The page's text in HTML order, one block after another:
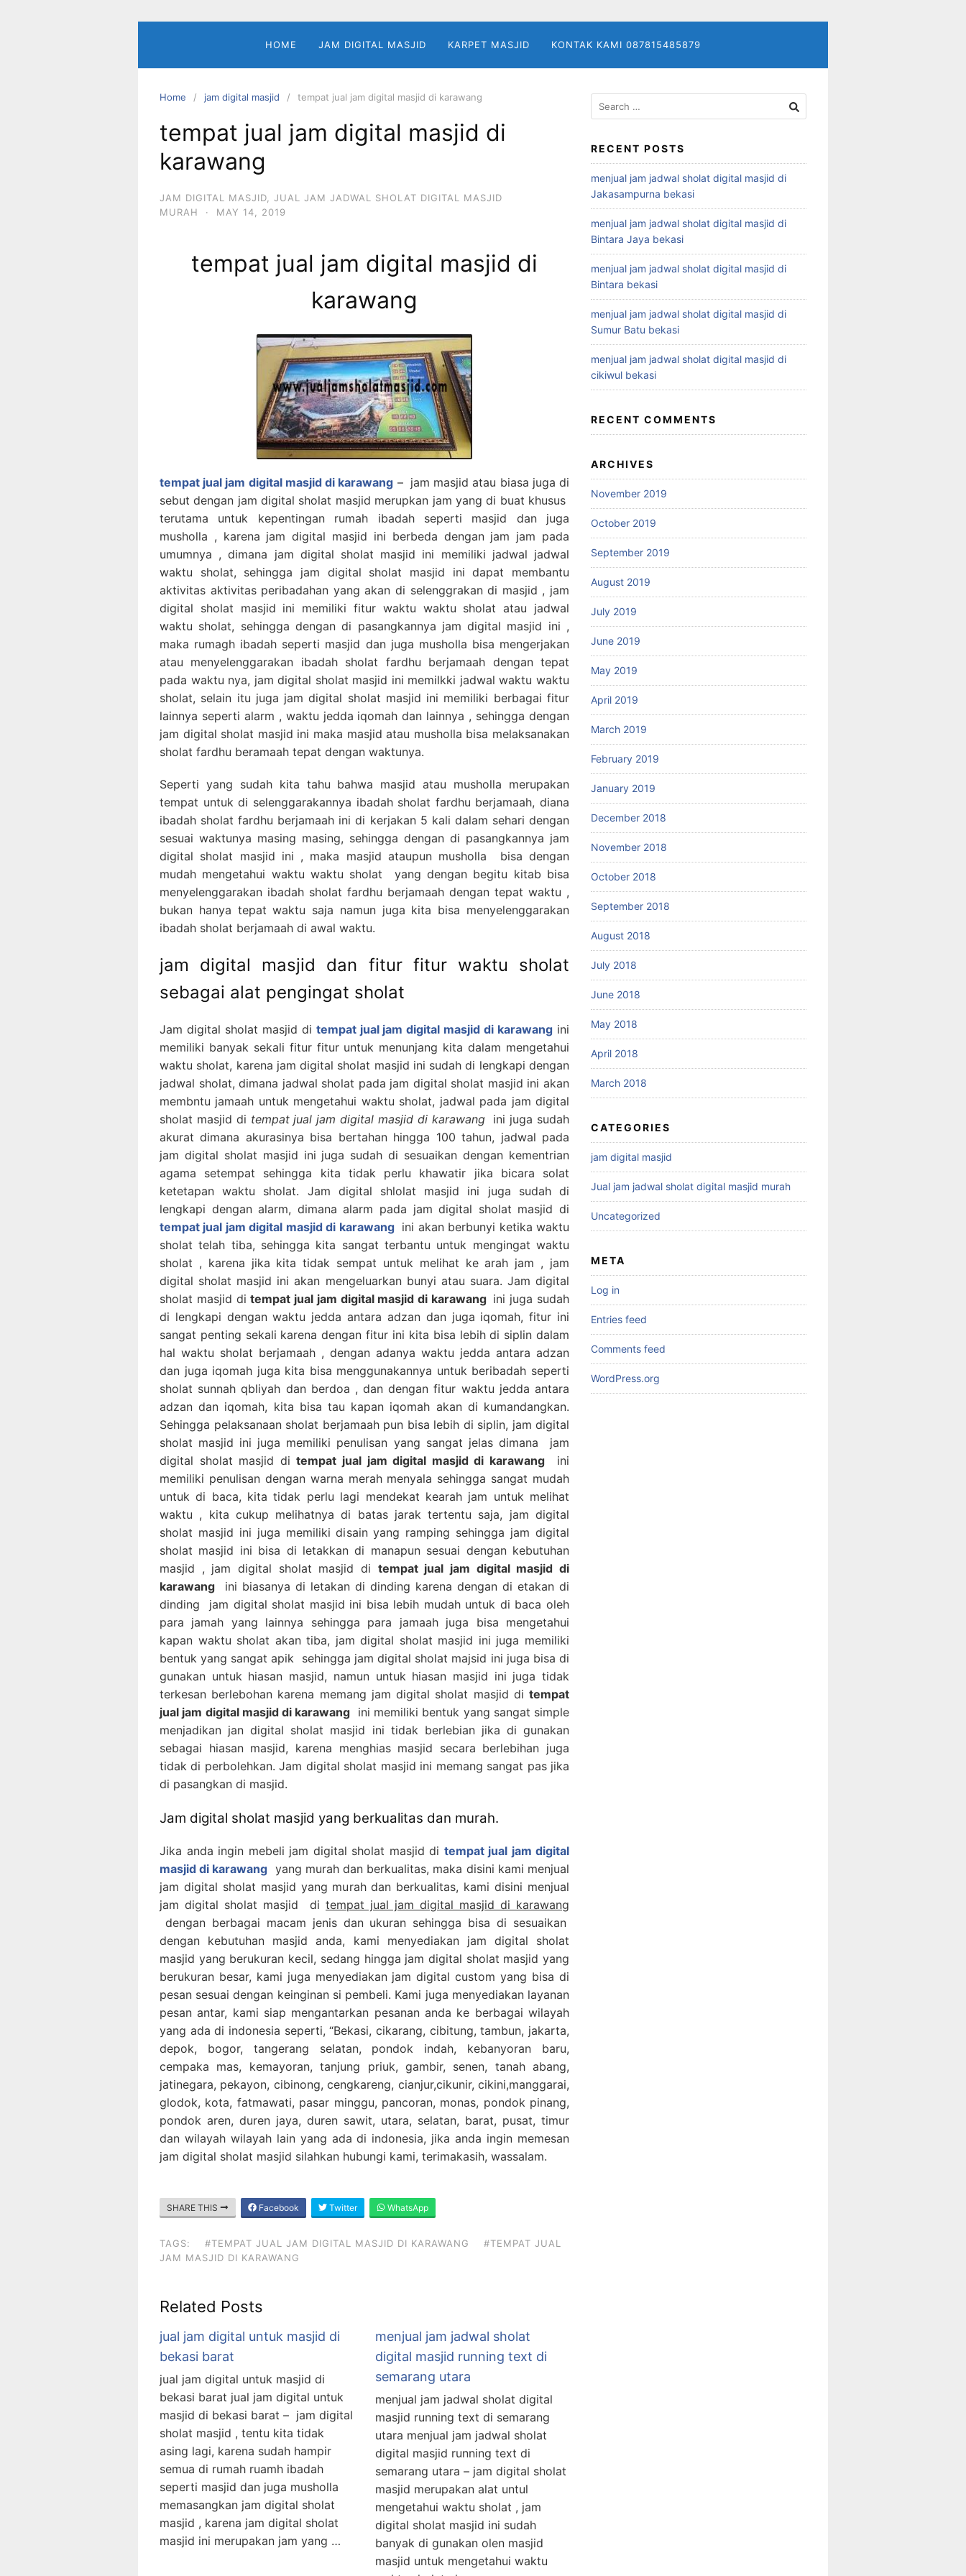
HOME JAM DIGITAL MASJID KARPET MASJID KONTAK KAMI 087815485879
Home jam digital masjid tempat jual jam digital masjid di karawang
tempat jual jam digital masjid di
karawang
JAM DIGITAL MASJID
JUAL JAM JADWAL SHOLAT DIGITAL MASJID
MURAH
· MAY 14, 2019
tempat jual jam digital masjid di
karawang
tempat jual jam digital masjid di karawang – jam masjid atau biasa juga di
sebut dengan jam digital sholat masjid merupkan jam yang di buat khusus
terutama untuk kepentingan rumah ibadah seperti masjid dan juga
musholla , karena jam digital masjid ini berbeda dengan jam jam pada
umumnya , dimana jam digital sholat masjid ini memiliki jadwal jadwal
waktu sholat, sehingga jam digital sholat masjid ini dapat membantu
aktivitas aktivitas peribadahan yang akan di selenggrakan di masjid , jam
digital sholat masjid ini memiliki fitur waktu waktu sholat atau jadwal
waktu sholat, sehingga dengan di pasangkannya jam digital masjid ini ,
maka rumagh ibadah seperti masjid dan juga musholla bisa mengerjakan
atau menyelenggarakan ibadah sholat fardhu berjamaah dengan tepat
pada waktu nya, jam digital sholat masjid ini memilkki jadwal waktu waktu
sholat, selain itu juga jam digital sholat masjid ini memiliki berbagai fitur
lainnya seperti alarm , waktu jedda iqomah dan lainnya , sehingga dengan
jam digital sholat masjid ini maka masjid atau musholla bisa melaksanakan
sholat fardhu beramaah tepat dengan waktunya.
Seperti yang sudah kita tahu bahwa masjid atau musholla merupakan
tempat untuk di selenggarakannya ibadah sholat fardhu berjamaah, diana
ibadah sholat fardhu berjamaah ini di kerjakan 5 kali dalam sehari dengan
sesuai waktunya masing masing, sehingga dengan di pasangkannya jam
digital sholat masjid ini , maka masjid ataupun musholla bisa dengan
mudah mengetahui waktu waktu sholat yang dengan begitu kitab bisa
menyelenggarakan ibadah sholat fardhu berjamaah dengan tepat waktu ,
bukan hanya tepat waktu saja namun juga kita bisa menyelenggarakan
ibadah sholat berjamaah di awal waktu.
jam digital masjid dan fitur fitur waktu sholat
sebagai alat pengingat sholat
Jam digital sholat masjid di tempat jual jam digital masjid di karawang ini
memiliki banyak sekali fitur fitur untuk menunjang kita dalam mengetahui
waktu sholat, karena jam digital sholat masjid ini sudah di lengkapi dengan
jadwal sholat, dimana jadwal sholat pada jam digital sholat masjid ini akan
membntu jamaah untuk mengetahui waktu sholat, jadwal pada jam digital
sholat masjid di tempat jual jam digital masjid di karawangini juga sudah
akurat dimana akurasinya bisa bertahan hingga 100 tahun, jadwal pada
jam digital sholat masjid ini juga sudah di sesuaikan dengan kementrian
agama setempat sehingga kita tidak perlu khawatir jika bicara solat
ketetapan waktu sholat. Jam digital shlolat masjid ini juga sudah di
lengkapi dengan alarm, dimana alarm pada jam digital sholat masjid di
tempat jual jam digital masjid di karawangini akan berbunyi ketika waktu
sholat telah tiba, sehingga kita sangat terbantu untuk mengingat waktu
sholat , karena jika kita tidak sempat untuk melihat ke arah jam , jam
digital sholat masjid ini akan mengeluarkan bunyi atau suara. Jam digital
sholat masjid ditempat jual jam digital masjid di karawang ini juga sudah
di lengkapi dengan waktu jedda antara adzan dan juga iqomah, fitur ini
sangat penting sekali karena dengan fitur ini kita bisa lebih di siplin dalam
hal waktu sholat berjamaah , dengan adanya waktu jedda antara adzan
dan juga iqomah juga kita bisa menggunakannya untuk beribadah seperti
sholat sunnah qbliyah dan berdoa , dan dengan fitur waktu jedda antara
adzan dan iqomah, kita bisa tau kapan iqomah akan di kumandangkan.
Sehingga pelaksanaan sholat berjamaah pun bisa lebih di siplin, jam digital
sholat masjid ini juga memiliki penulisan yang sangat jelas dimana jam
digital sholat masjid ditempat jual jam digital masjid di karawangini
memiliki penulisan dengan warna merah menyala sehingga sangat mudah
untuk di baca, kita tidak perlu lagi mendekat kearah jam untuk melihat
waktu , kita cukup melihatnya di batas jarak tertentu saja, jam digital
sholat masjid ini juga memiliki disain yang ramping sehingga jam digital
sholat masjid ini bisa di letakkan di manapun sesuai dengan kebutuhan
masjid , jam digital sholat masjid di tempat jual jam digital masjid di
karawang ini biasanya di letakan di dinding karena dengan di etakan di
dinding jam digital sholat masjid ini bisa lebih mudah untuk di baca oleh
para jamah yang lainnya sehingga para jamaah juga bisa mengetahui
kapan waktu sholat akan tiba, jam digital sholat masjid ini juga memiliki
bentuk yang sangat apik sehingga jam digital sholat majsid ini juga bisa di
gunakan untuk hiasan masjid, namun untuk hiasan masjid ini juga tidak
terkesan berlebohan karena memang jam digital sholat masjid di tempat
jual jam digital masjid di karawang ini memiliki bentuk yang sangat simple
menjadikan jan digital sholat masjid ini tidak berlebian jika di gunakan
sebagai hiasan masjid, karena menghias masjid secara berlebihan juga
tidak di perbolehkan. Jam digital sholat masjid ini memang sangat pas jika
di pasangkan di masjid.
Jam digital sholat masjid yang berkualitas dan murah.
Jika anda ingin mebeli jam digital sholat masjid di tempat jual jam digital
masjid di karawang yang murah dan berkualitas, maka disini kami menjual
jam digital sholat masjid yang murah dan berkualitas, kami disini menjual
jam digital sholat masjid di tempat jual jam digital masjid di karawang
dengan berbagai macam jenis dan ukuran sehingga bisa di sesuaikan
dengan kebutuhan masjid anda, kami menyediakan jam digital sholat
masjid yang berukuran kecil, sedang hingga jam digital sholat masjid yang
berukuran besar, kami juga menyediakan jam digital custom yang bisa di
pesan sesuai dengan keinginan si pembeli. Kami juga menyediakan layanan
pesan antar, kami siap mengantarkan pesanan anda ke berbagai wilayah
yang ada di indonesia seperti, “Bekasi, cikarang, cibitung, tambun, jakarta,
depok, bogor, tangerang selatan, pondok indah, kebanyoran baru,
cempaka mas, kemayoran, tanjung priuk, gambir, senen, tanah abang,
jatinegara, pekayon, cibinong, cengkareng, cianjur,cikunir, cikini,manggarai,
glodok, kota, fatmawati, pasar minggu, pancoran, monas, pondok pinang,
pondok aren, duren jaya, duren sawit, utara, selatan, barat, pusat, timur
dan wilayah wilayah lain yang ada di indonesia, jika anda ingin memesan
jam digital sholat masjid silahkan hubungi kami, terimakasih, wassalam.
SHARE THIS Facebook Twitter WhatsApp
TAGS: #TEMPAT JUAL JAM DIGITAL MASJID DI KARAWANG
#TEMPAT JUAL
JAM MASJID DI KARAWANG
Related Posts
jual jam digital untuk masjid di
bekasi barat
jual jam digital untuk masjid di
bekasi barat jual jam digital untuk
masjid di bekasi barat – jam digital
sholat masjid , tentu kita tidak
asing lagi, karena sudah hampir
semua di rumah ruamh ibadah
seperti masjid dan juga musholla
memasangkan jam digital sholat
masjid , karena jam digital sholat
masjid ini merupakan jam yang …
menjual jam jadwal sholat
digital masjid running text di
semarang utara
menjual jam jadwal sholat digital
masjid running text di semarang
utara menjual jam jadwal sholat
digital masjid running text di
semarang utara – jam digital sholat
masjid merupakan alat untul
mengetahui waktu sholat , jam
digital sholat masjid ini sudah
banyak di gunakan olen masjid
masjid untuk mengetahui waktu
Search
for:
RECENT POSTS
menjual jam jadwal sholat digital masjid di
Jakasampurna bekasi
menjual jam jadwal sholat digital masjid di
Bintara Jaya bekasi
menjual jam jadwal sholat digital masjid di
Bintara bekasi
menjual jam jadwal sholat digital masjid di
Sumur Batu bekasi
menjual jam jadwal sholat digital masjid di
cikiwul bekasi
RECENT COMMENTS
ARCHIVES
November 2019
October 2019
September 2019
August 2019
July 2019
June 2019
May 2019
April 2019
March 2019
February 2019
January 2019
December 2018
November 2018
October 2018
September 2018
August 2018
July 2018
June 2018
May 2018
April 2018
March 2018
CATEGORIES
jam digital masjid
Jual jam jadwal sholat digital masjid murah
Uncategorized
META
Log in
Entries feed
Comments feed
WordPress.org